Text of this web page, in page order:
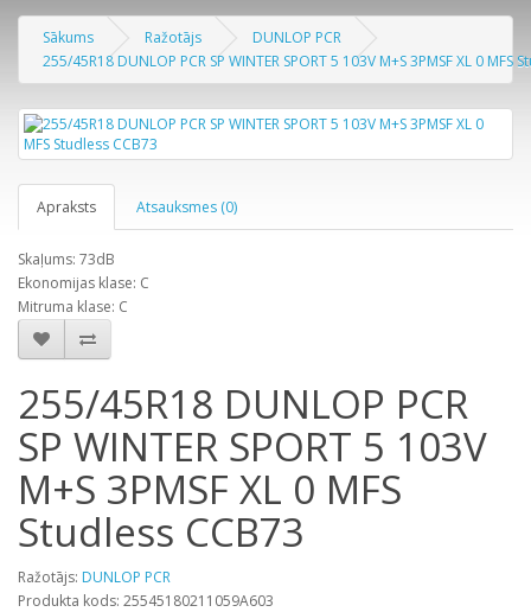
Sākums Ražotājs
DUNLOP PCR
255/45R18 DUNLOP PCR SP WINTER SPORT 5 103V M+S 3PMSF XL 0 MFS
Apraksts Atsauksmes (0)
Skaļums: 73dB
Ekonomijas klase: C
Mitruma klase: C
255/45R18 DUNLOP PCR
SP WINTER SPORT 5 103V
M+S 3PMSF XL 0 MFS
Studless CCB73
Ražotājs: DUNLOP PCR
Produkta kods: 25545180211059A603